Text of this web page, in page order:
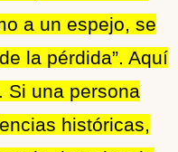
a un espejo, se
la pérdida”. Aquí
Si una persona
históricas,